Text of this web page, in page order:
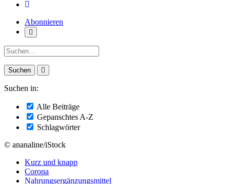
Abonnieren
Suche:
Suchen in:
Alle Beiträge
Gepanschtes A-Z
Schlagwörter
© ananaline/iStock
Kurz und knapp
Corona
Nahrungsergänzungsmittel